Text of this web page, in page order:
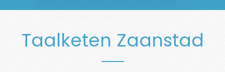
Taalketen Zaanstad